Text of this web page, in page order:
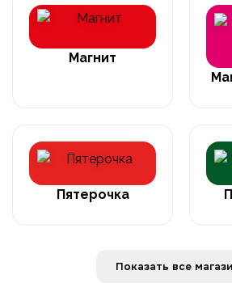
Магнит
Пятерочка
Показать все